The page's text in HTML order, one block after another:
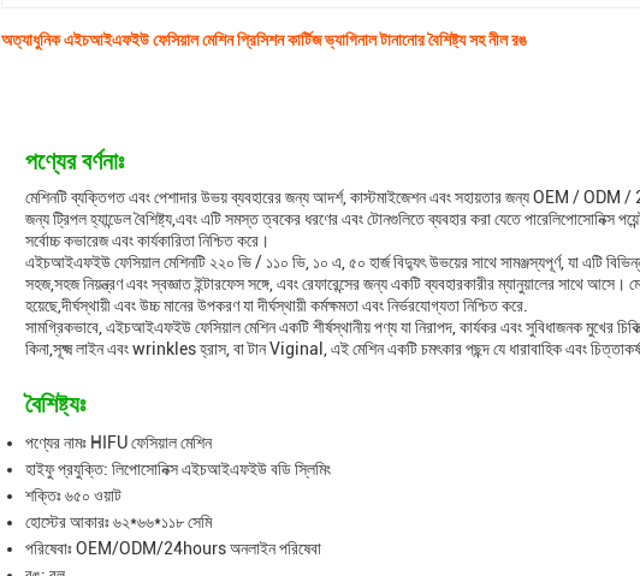
অত্যাধুনিক এইচআইএফইউ ফেসিয়াল মেশিন প্রিসিশন কার্টিজ ভ্যাগিনাল টানানোর বৈশিষ্ট্য সহ নীল রঙ
পণ্যের বর্ণনাঃ
মেশিনটি ব্যক্তিগত এবং পেশাদার উভয় ব্যবহারের জন্য আদর্শ, কাস্টমাইজেশন এবং সহায়তার জন্য OEM /
জন্য ট্রিপল হ্যান্ডেল বৈশিষ্ট্য,এবং এটি সমস্ত ত্বকের ধরণের এবং টোনগুলিতে ব্যবহার করা যেতে পারেলিপোসোনিক্স
সর্বোচ্চ কভারেজ এবং কার্যকারিতা নিশ্চিত করে।
এইচআইএফইউ ফেসিয়াল মেশিনটি ২২০ ভি / ১১০ ভি, ১০ এ, ৫০ হার্জ বিদ্যুৎ উভয়ের সাথে সামঞ্জস্যপূর্ণ, যা এটি
সহজ,সহজ নিয়ন্ত্রণ এবং স্বজ্ঞাত ইন্টারফেস সঙ্গে, এবং রেফারেন্সের জন্য একটি ব্যবহারকারীর ম্যানুয়ালের সাথে আসে।
হয়েছে,দীর্ঘস্থায়ী এবং উচ্চ মানের উপকরণ যা দীর্ঘস্থায়ী কর্মক্ষমতা এবং নির্ভরযোগ্যতা নিশ্চিত করে.
সামগ্রিকভাবে, এইচআইএফইউ ফেসিয়াল মেশিন একটি শীর্ষস্থানীয় পণ্য যা নিরাপদ, কার্যকর এবং সুবিধাজনক মুখের
কিনা,সূক্ষ্ম লাইন এবং wrinkles হ্রাস, বা টান Viginal, এই মেশিন একটি চমৎকার পছন্দ যে ধারাবাহিক এবং
বৈশিষ্ট্যঃ
পণ্যের নামঃ HIFU ফেসিয়াল মেশিন
হাইফু প্রযুক্তি: লিপোসোনিক্স এইচআইএফইউ বডি স্লিমিং
শক্তিঃ ৬৫০ ওয়াট
হোস্টের আকারঃ ৬২*৬৬*১১৮ সেমি
পরিষেবাঃ OEM/ODM/24hours অনলাইন পরিষেবা